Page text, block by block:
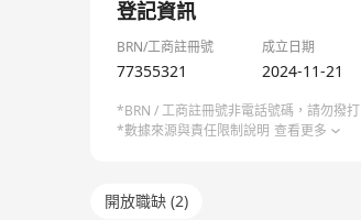
登記資訊
BRN/工商註冊號 成立日期
77355321 2024-11-21
*BRN / 工商註冊號非電話號碼，請勿撥打
*數據來源與責任限制說明 查看更多
開放職缺 (2)